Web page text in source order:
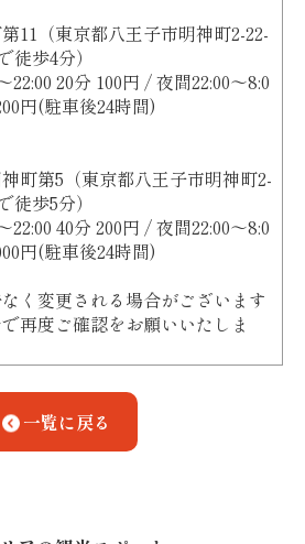
11（東京都八王子市明神町2-22-
歩4分）
20分 100円 / 夜間22:00～8:0
円(駐車後24時間)
町第5（東京都八王子市明神町2-
歩5分）
40分 200円 / 夜間22:00～8:0
円(駐車後24時間)
く変更される場合がございます
再度ご確認をお願いいたしま
一覧に戻る